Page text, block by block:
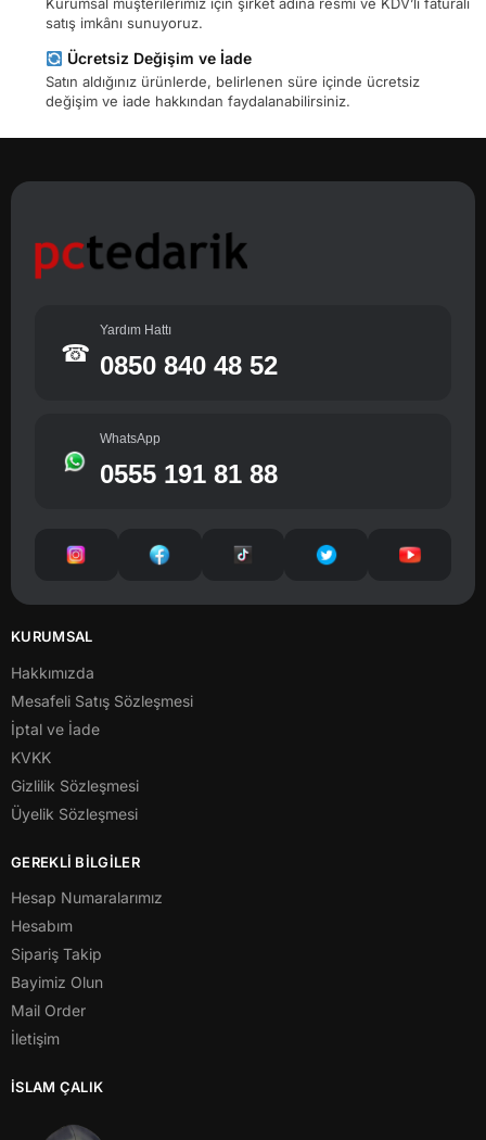
satış imkânı sunuyoruz.
Ücretsiz Değişim ve İade
Satın aldığınız ürünlerde, belirlenen süre içinde ücretsiz
değişim ve iade hakkından faydalanabilirsiniz.
☎
Yardım Hattı
0850 840 48 52
WhatsApp
0555 191 81 88
KURUMSAL
Hakkımızda
Mesafeli Satış Sözleşmesi
İptal ve İade
KVKK
Gizlilik Sözleşmesi
Üyelik Sözleşmesi
GEREKLİ BİLGİLER
Hesap Numaralarımız
Hesabım
Sipariş Takip
Bayimiz Olun
Mail Order
İletişim
İSLAM ÇALIK